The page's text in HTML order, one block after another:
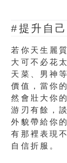
#提升自
若你天生麗
大可不必花
天菜、男神
價值，當你
然會壯大你
游刃有餘，
外貌帶給你
有那裡表現
自信折服。